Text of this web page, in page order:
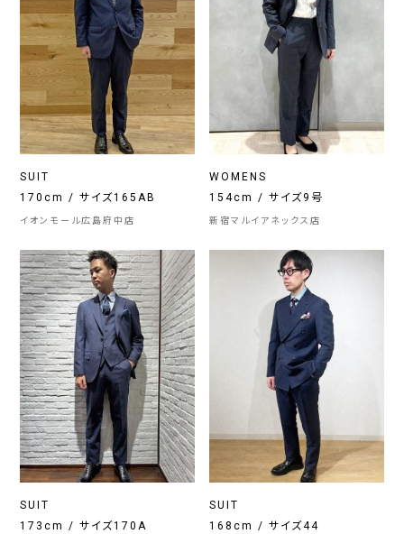
SUIT
170cm / サイズ165AB
イオンモール広島府中店
WOMENS
154cm / サイズ9号
新宿マルイアネックス店
SUIT
173cm / サイズ170A
SUIT
168cm / サイズ44